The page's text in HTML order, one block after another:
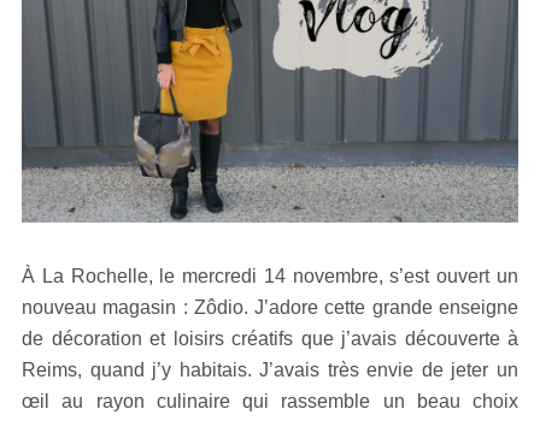
À La Rochelle, le mercredi 14 novembre, s’est ouvert un
nouveau magasin : Zôdio. J’adore cette grande enseigne
de décoration et loisirs créatifs que j’avais découverte à
Reims, quand j’y habitais. J’avais très envie de jeter un
œil au rayon culinaire qui rassemble un beau choix